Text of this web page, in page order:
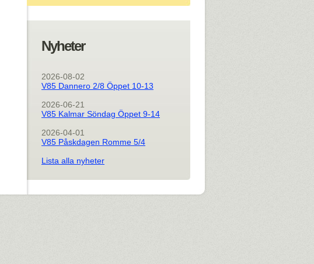
Nyheter
2026-08-02
V85 Dannero 2/8 Öppet 10-13
2026-06-21
V85 Kalmar Söndag Öppet 9-14
2026-04-01
V85 Påskdagen Romme 5/4
Lista alla nyheter